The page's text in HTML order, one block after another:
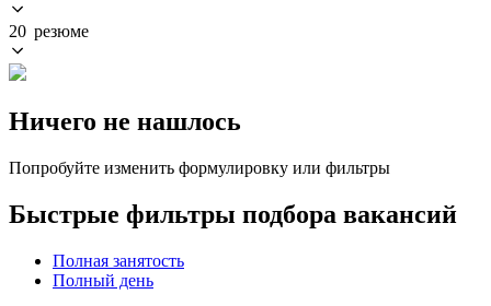
20 резюме
Ничего не нашлось
Попробуйте изменить формулировку или фильтры
Быстрые фильтры подбора вакансий
Полная занятость
Полный день